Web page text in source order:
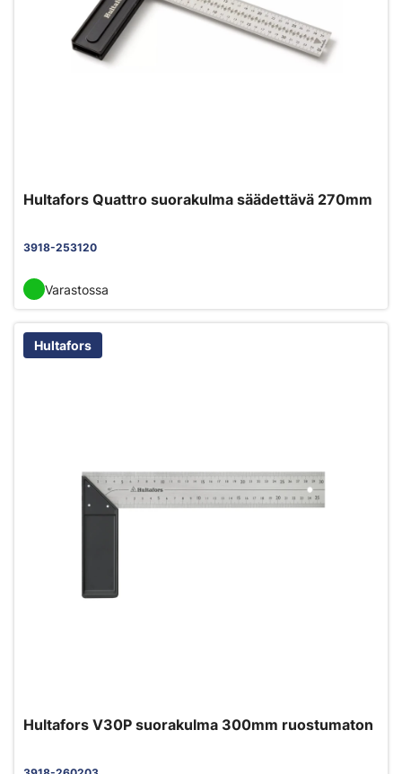
Hultafors Quattro suorakulma säädettävä 270mm
3918-253120
Varastossa
Hultafors
Hultafors V30P suorakulma 300mm ruostumaton